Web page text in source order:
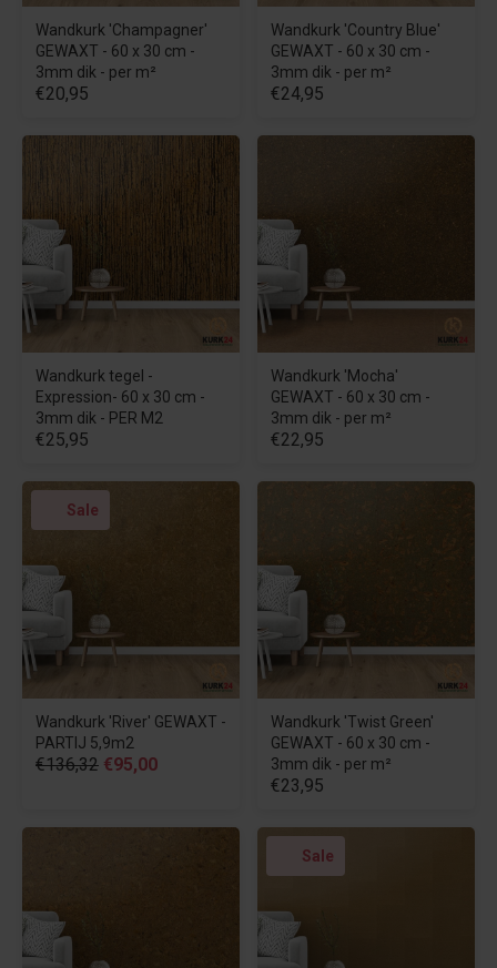
Wandkurk 'Champagner'
GEWAXT - 60 x 30 cm -
3mm dik - per m²
€20,95
Wandkurk 'Country Blue'
GEWAXT - 60 x 30 cm -
3mm dik - per m²
€24,95
Wandkurk tegel -
Expression- 60 x 30 cm -
3mm dik - PER M2
€25,95
Wandkurk 'Mocha'
GEWAXT - 60 x 30 cm -
3mm dik - per m²
€22,95
Sale
Wandkurk 'River' GEWAXT -
PARTIJ 5,9m2
€136,32 €95,00
Wandkurk 'Twist Green'
GEWAXT - 60 x 30 cm -
3mm dik - per m²
€23,95
Sale